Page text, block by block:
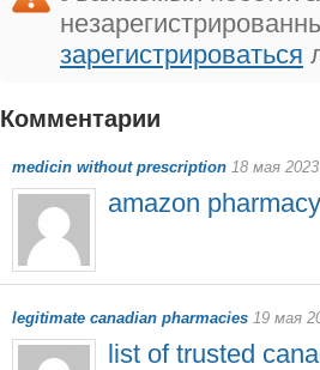
зарегистрироваться
Комментарии
medicin without prescription 18 мая
amazon
legitimate canadian pharmacies 19 мая
list of trusted